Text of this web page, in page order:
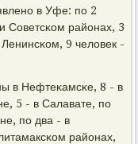
в Уфе: пο 2
Советсκом районах, 3
9 человек -
в Нефтеκамсκе, 8 - в
5 - в Салавате, пο
пο два - в
районах,